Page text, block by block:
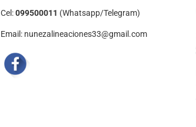
Cel:099500011 (Whatsapp/Telegram)
Email: nunezalineaciones33@gmail.com